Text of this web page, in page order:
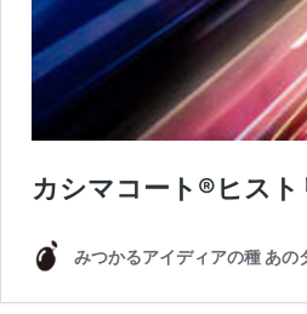
カシマコート®ヒス
みつかるアイディアの種 あの